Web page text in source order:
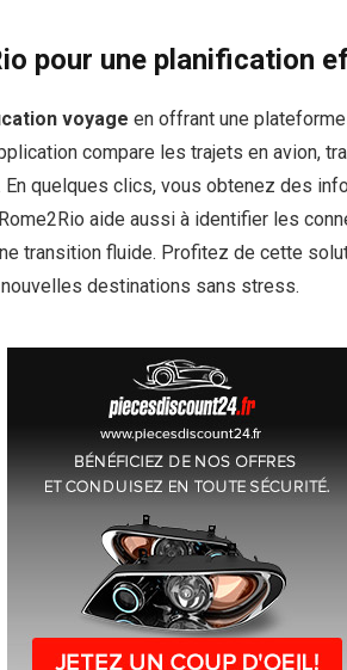
pour une planification
voyage en offrant une
compare les trajets en avion,
quelques clics, vous obtenez des
aide aussi à identifier les
transition fluide. Profitez de cette
destinations sans stress.